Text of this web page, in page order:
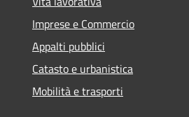
Imprese e Commercio
Appalti pubblici
Catasto e urbanistica
Mobilità e trasporti